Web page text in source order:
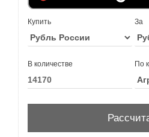
Купить За
В количестве По